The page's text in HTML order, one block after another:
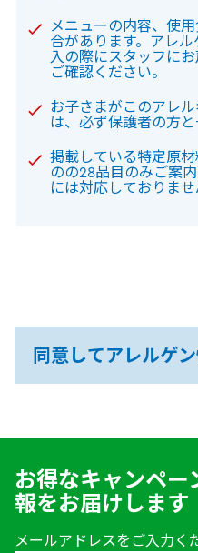
メニューの内容、使
合があります。アレ
入の際にスタッフに
ご確認ください。
お子さまがこのアレ
は、必ず保護者の方と
掲載している特定原
のの28品目のみご案
には対応しておりませ
同意してアレルゲ
お得なキャンペー
報をお届けします
メールアドレスをご入力く